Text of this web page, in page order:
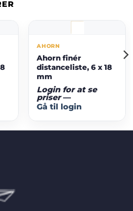
AHORN
Ahorn finér
distanceliste, 6 x 18
mm
Login for at se
priser—
Gå til login